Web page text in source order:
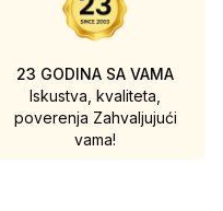
23 GODINA SA VAMA
Iskustva, kvaliteta,
poverenja Zahvaljujući
vama!